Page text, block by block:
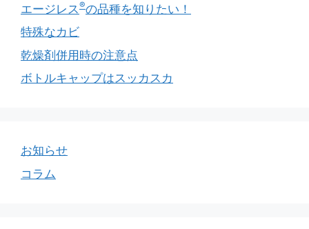
エージレス ®の品種を知りたい！
特殊なカビ
乾燥剤併用時の注意点
ボトルキャップはスッカスカ
お知らせ
コラム